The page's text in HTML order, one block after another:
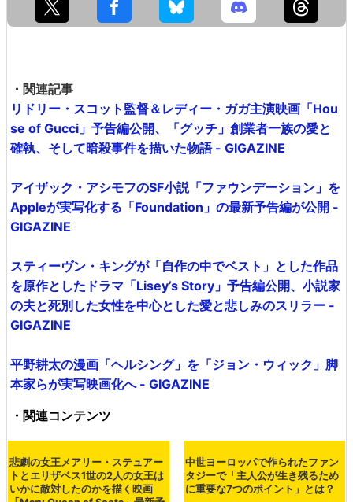
優先ソースに設定
記事タイトルとURLをコピー
・関連記事
リドリー・スコット監督＆レディー・ガガ主演映画「Hou
se of Gucci」予告編公開、「グッチ」創業者一族の愛と
アイザック・アシモフのSF小説「ファウンデーション」を
GIGAZINE
スティーヴン・キングが「自作の中でベスト」とした作品
を原作としたドラマ「Lisey’s Story」予告編公開、小説家
の夫と死別した女性を中心とした愛と悲しみのスリラー -